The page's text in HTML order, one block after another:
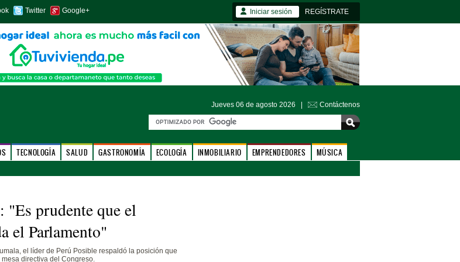
Twitter Google+ Iniciar sesión REGÍSTRATE
Jueves 06 de agosto 2026 | Contáctenos
TECNOLOGÍA SALUD GASTRONOMÍA ECOLOGÍA INMOBILIARIO EMPRENDEDORES MÚSICA
prudente que el
el Parlamento"
el líder de Perú Posible respaldó la posición que
directiva del Congreso.